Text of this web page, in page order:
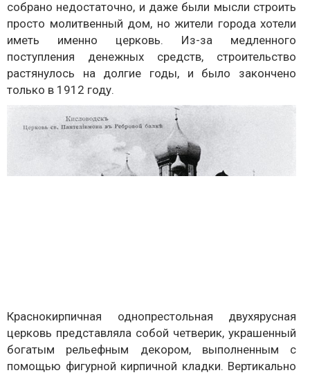
собрано недостаточно, и даже были мысли строить
просто молитвенный дом, но жители города хотели
иметь именно церковь. Из-за медленного
поступления денежных средств, строительство
растянулось на долгие годы, и было закончено
только в 1912 году.
Краснокирпичная однопрестольная двухярусная
церковь представляла собой четверик, украшенный
богатым рельефным декором, выполненным с
помощью фигурной кирпичной кладки. Вертикально